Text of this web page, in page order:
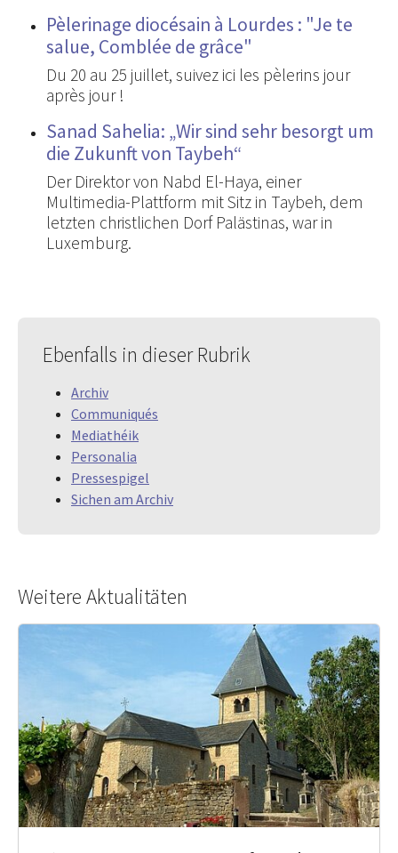
Pèlerinage diocésain à Lourdes : "Je te
salue, Comblée de grâce"
Du 20 au 25 juillet, suivez ici les pèlerins jour
après jour !
Sanad Sahelia: „Wir sind sehr besorgt um
die Zukunft von Taybeh“
Der Direktor von Nabd El-Haya, einer
Multimedia-Plattform mit Sitz in Taybeh, dem
letzten christlichen Dorf Palästinas, war in
Luxemburg.
Ebenfalls in dieser Rubrik
Archiv
Communiqués
Mediathéik
Personalia
Pressespigel
Sichen am Archiv
Weitere Aktualitäten